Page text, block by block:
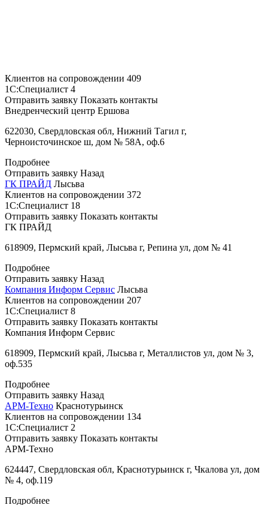
Клиентов на сопровождении 409
1С:Специалист 4
Отправить заявку Показать контакты
Внедренческий центр Ершова
622030, Свердловская обл, Нижний Тагил г,
Черноисточинское ш, дом № 58А, оф.6
Подробнее
Отправить заявку Назад
ГК ПРАЙД Лысьва
Клиентов на сопровождении 372
1С:Специалист 18
Отправить заявку Показать контакты
ГК ПРАЙД
618909, Пермский край, Лысьва г, Репина ул, дом № 41
Подробнее
Отправить заявку Назад
Компания Информ Сервис Лысьва
Клиентов на сопровождении 207
1С:Специалист 8
Отправить заявку Показать контакты
Компания Информ Сервис
618909, Пермский край, Лысьва г, Металлистов ул, дом № 3,
оф.535
Подробнее
Отправить заявку Назад
АРМ-Техно Краснотурьинск
Клиентов на сопровождении 134
1С:Специалист 2
Отправить заявку Показать контакты
АРМ-Техно
624447, Свердловская обл, Краснотурьинск г, Чкалова ул, дом
№ 4, оф.119
Подробнее